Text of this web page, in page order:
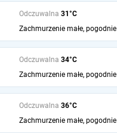
Odczuwalna 31°C
Zachmurzenie małe, pogodnie
Odczuwalna 34°C
Zachmurzenie małe, pogodnie
Odczuwalna 36°C
Zachmurzenie małe, pogodnie